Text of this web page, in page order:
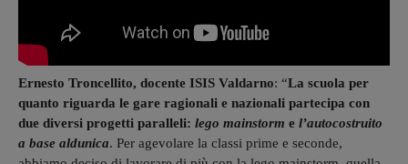
Ernesto Troncellito, docente ISIS Valdarno: “La scuola per
quanto riguarda le gare ragionali e nazionali partecipa con
due diversi progetti paralleli: lego mainstorm e l’autocostruito
a base aldunica. Per agevolare la classi prime e seconde,